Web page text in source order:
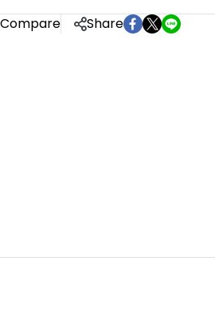
Compare Share